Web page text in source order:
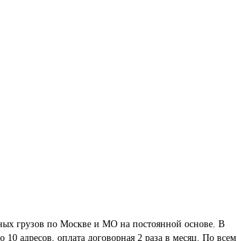
грузов по Москве и МО на постоянной основе. В
адресов, оплата договорная 2 раза в месяц. По всем